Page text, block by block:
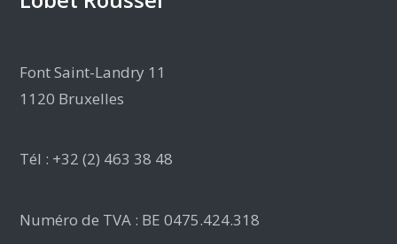
Font Saint-Landry 11
1120 Bruxelles
Tél : +32 (2) 463 38 48
Numéro de TVA : BE 0475.424.318